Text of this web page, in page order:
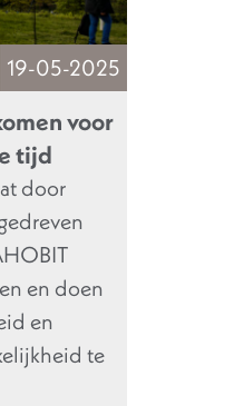
19-05-2025
voor
tijd
door
en doen
en
te